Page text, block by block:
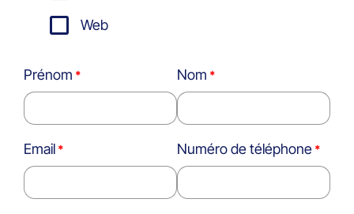
Web
Prénom Nom
Email Numéro de téléphone